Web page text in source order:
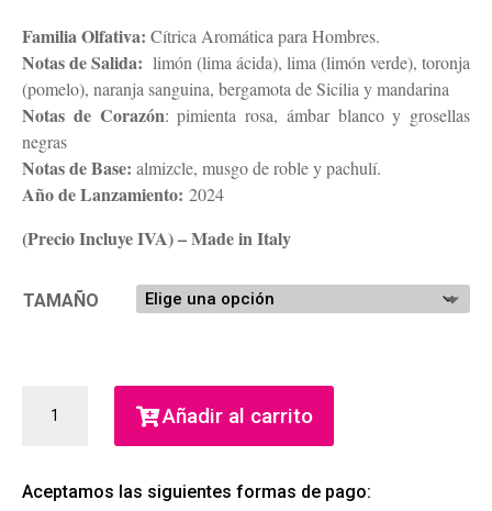
precios:
desde
$90.05
hasta
$119.03
Familia Olfativa: Cítrica Aromática para Hombres.
Notas de Salida: limón (lima ácida), lima (limón verde), toronja
(pomelo), naranja sanguina, bergamota de Sicilia y mandarina
Notas de Corazón: pimienta rosa, ámbar blanco y grosellas
negras
Notas de Base: almizcle, musgo de roble y pachulí.
Año de Lanzamiento: 2024
(Precio Incluye IVA) – Made in Italy
TAMAÑO
ENERGY
EAU
Añadir al carrito
Aceptamos las siguientes formas de pago: